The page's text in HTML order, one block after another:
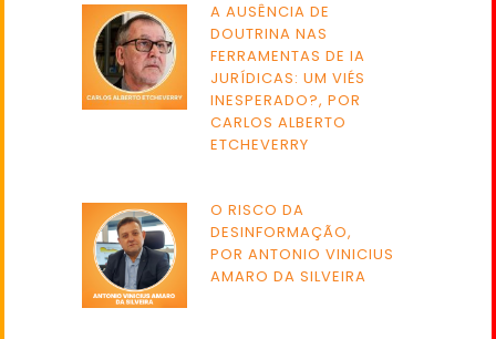
A AUSÊNCIA DE
DOUTRINA NAS
FERRAMENTAS DE IA
JURÍDICAS: UM VIÉS
INESPERADO?, POR
CARLOS ALBERTO
ETCHEVERRY
O RISCO DA
DESINFORMAÇÃO,
POR ANTONIO VINICIUS
AMARO DA SILVEIRA